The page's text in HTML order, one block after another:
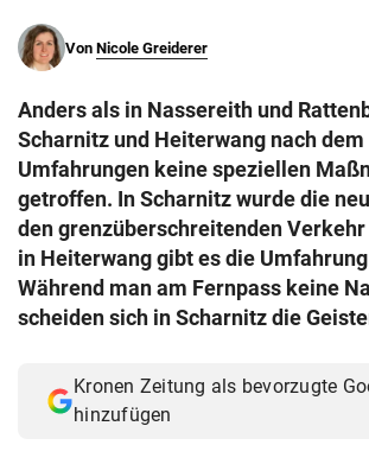
Von Nicole Greiderer
Anders als in Nassereith und
Scharnitz und Heiterwang nach
Umfahrungen keine speziellen
getroffen. In Scharnitz wurde die
den grenzüberschreitenden
in Heiterwang gibt es die
Während man am Fernpass keine
scheiden sich in Scharnitz die
Kronen Zeitung als bevorzugte
hinzufügen